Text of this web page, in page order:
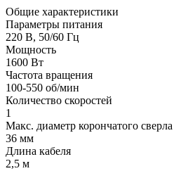
Общие характеристики
Параметры питания
220 В, 50/60 Гц
Мощность
1600 Вт
Частота вращения
100-550 об/мин
Количество скоростей
1
Макс. диаметр корончатого сверла
36 мм
Длина кабеля
2,5 м